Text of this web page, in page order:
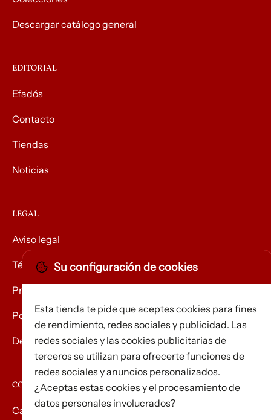
Descargar catálogo general
EDITORIAL
Efadós
Contacto
Tiendas
Noticias
LEGAL
Aviso legal
Términos y condiciones
Privacidad
Política de Cookies
Devolución de mercancías
CONTACTO
Carrer d’Edison, 3
Su configuración de cookies
Esta tienda te pide que aceptes cookies para fines
de rendimiento, redes sociales y publicidad. Las
redes sociales y las cookies publicitarias de
terceros se utilizan para ofrecerte funciones de
redes sociales y anuncios personalizados.
¿Aceptas estas cookies y el procesamiento de
datos personales involucrados?